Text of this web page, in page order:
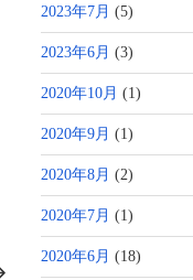
2023年7月 (5)
2023年6月 (3)
2020年10月 (1)
2020年9月 (1)
2020年8月 (2)
2020年7月 (1)
2020年6月 (18)